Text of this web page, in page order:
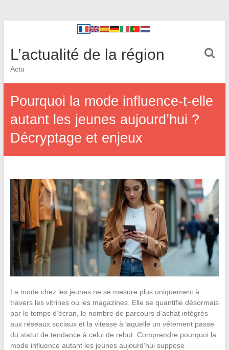
L’actualité de la région
Actu
Pourquoi la mode influence-t-elle
autant les jeunes aujourd’hui ?
Décryptage et enjeux
La mode chez les jeunes ne se mesure plus uniquement à
travers les vitrines ou les magazines. Elle se quantifie désormais
par le temps d’écran, le nombre de parcours d’achat intégrés
aux réseaux sociaux et la vitesse à laquelle un vêtement passe
du statut de tendance à celui de rebut. Comprendre pourquoi la
mode influence autant les jeunes aujourd’hui suppose